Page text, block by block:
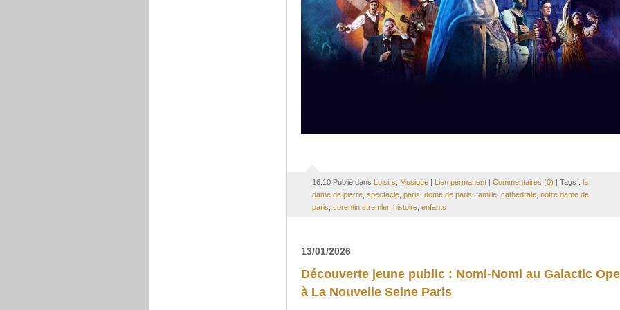
16:10 Publié dans Loisirs Musique| Lien permanent| Commentaires (0) | Tags : la
dame de pierre, spectacle, paris dome de paris famille, cathedrale, notre dame de
paris corentin stremler, histoire, enfants
13/01/2026
Découverte jeune public : Nomi-Nomi au Galactic
à La Nouvelle Seine Paris